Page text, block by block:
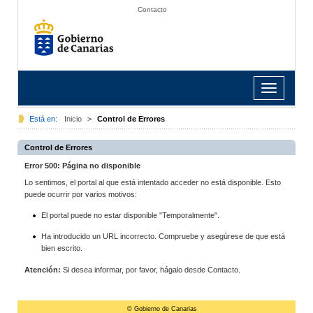
Contacto
Toggle
navigation
Está en: Inicio > Control de Errores
Control de Errores
Error 500: Página no disponible
Lo sentimos, el portal al que está intentado acceder no está disponible. Esto
puede ocurrir por varios motivos:
El portal puede no estar disponible "Temporalmente".
Ha introducido un URL incorrecto. Compruebe y asegúrese de que está
bien escrito.
Atención: Si desea informar, por favor, hágalo desde Contacto.
© Gobierno de Canarias